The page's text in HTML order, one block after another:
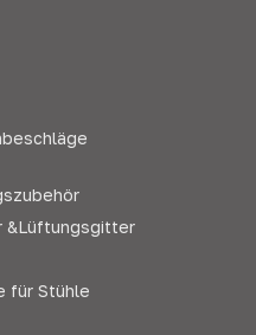
&Lüftungsgitter
für Stühle